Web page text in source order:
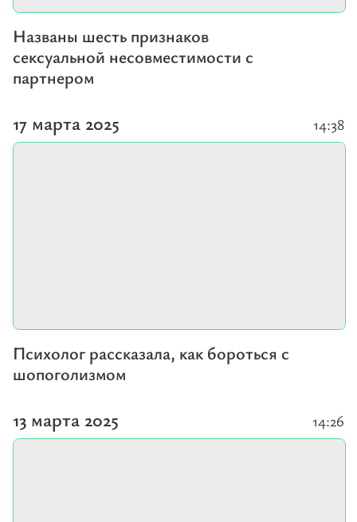
Названы шесть признаков
сексуальной несовместимости с
партнером
17 марта 2025
Психолог рассказала, как бороться с
шопоголизмом
14:38
13 марта 2025 14:26